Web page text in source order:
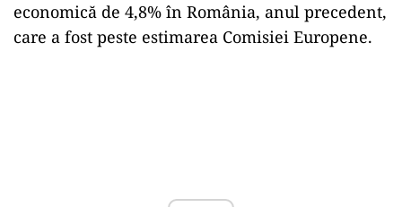
economică de 4,8% în România, anul precedent,
care a fost peste estimarea Comisiei Europene.